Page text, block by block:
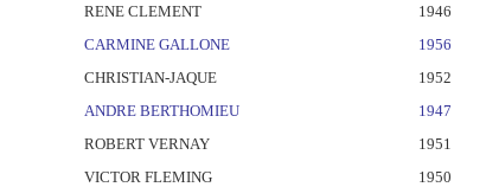
RENE CLEMENT 1946
CARMINE GALLONE 1956
CHRISTIAN-JAQUE 1952
ANDRE BERTHOMIEU 1947
ROBERT VERNAY 1951
VICTOR FLEMING 1950